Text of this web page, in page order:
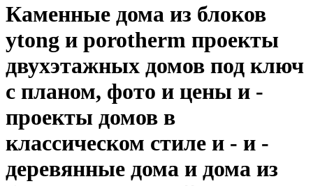
Каменные дома из блоков
ytong и porotherm проекты
двухэтажных домов под ключ
с планом, фото и цены и -
проекты домов в
классическом стиле и - и -
деревянные дома и дома из